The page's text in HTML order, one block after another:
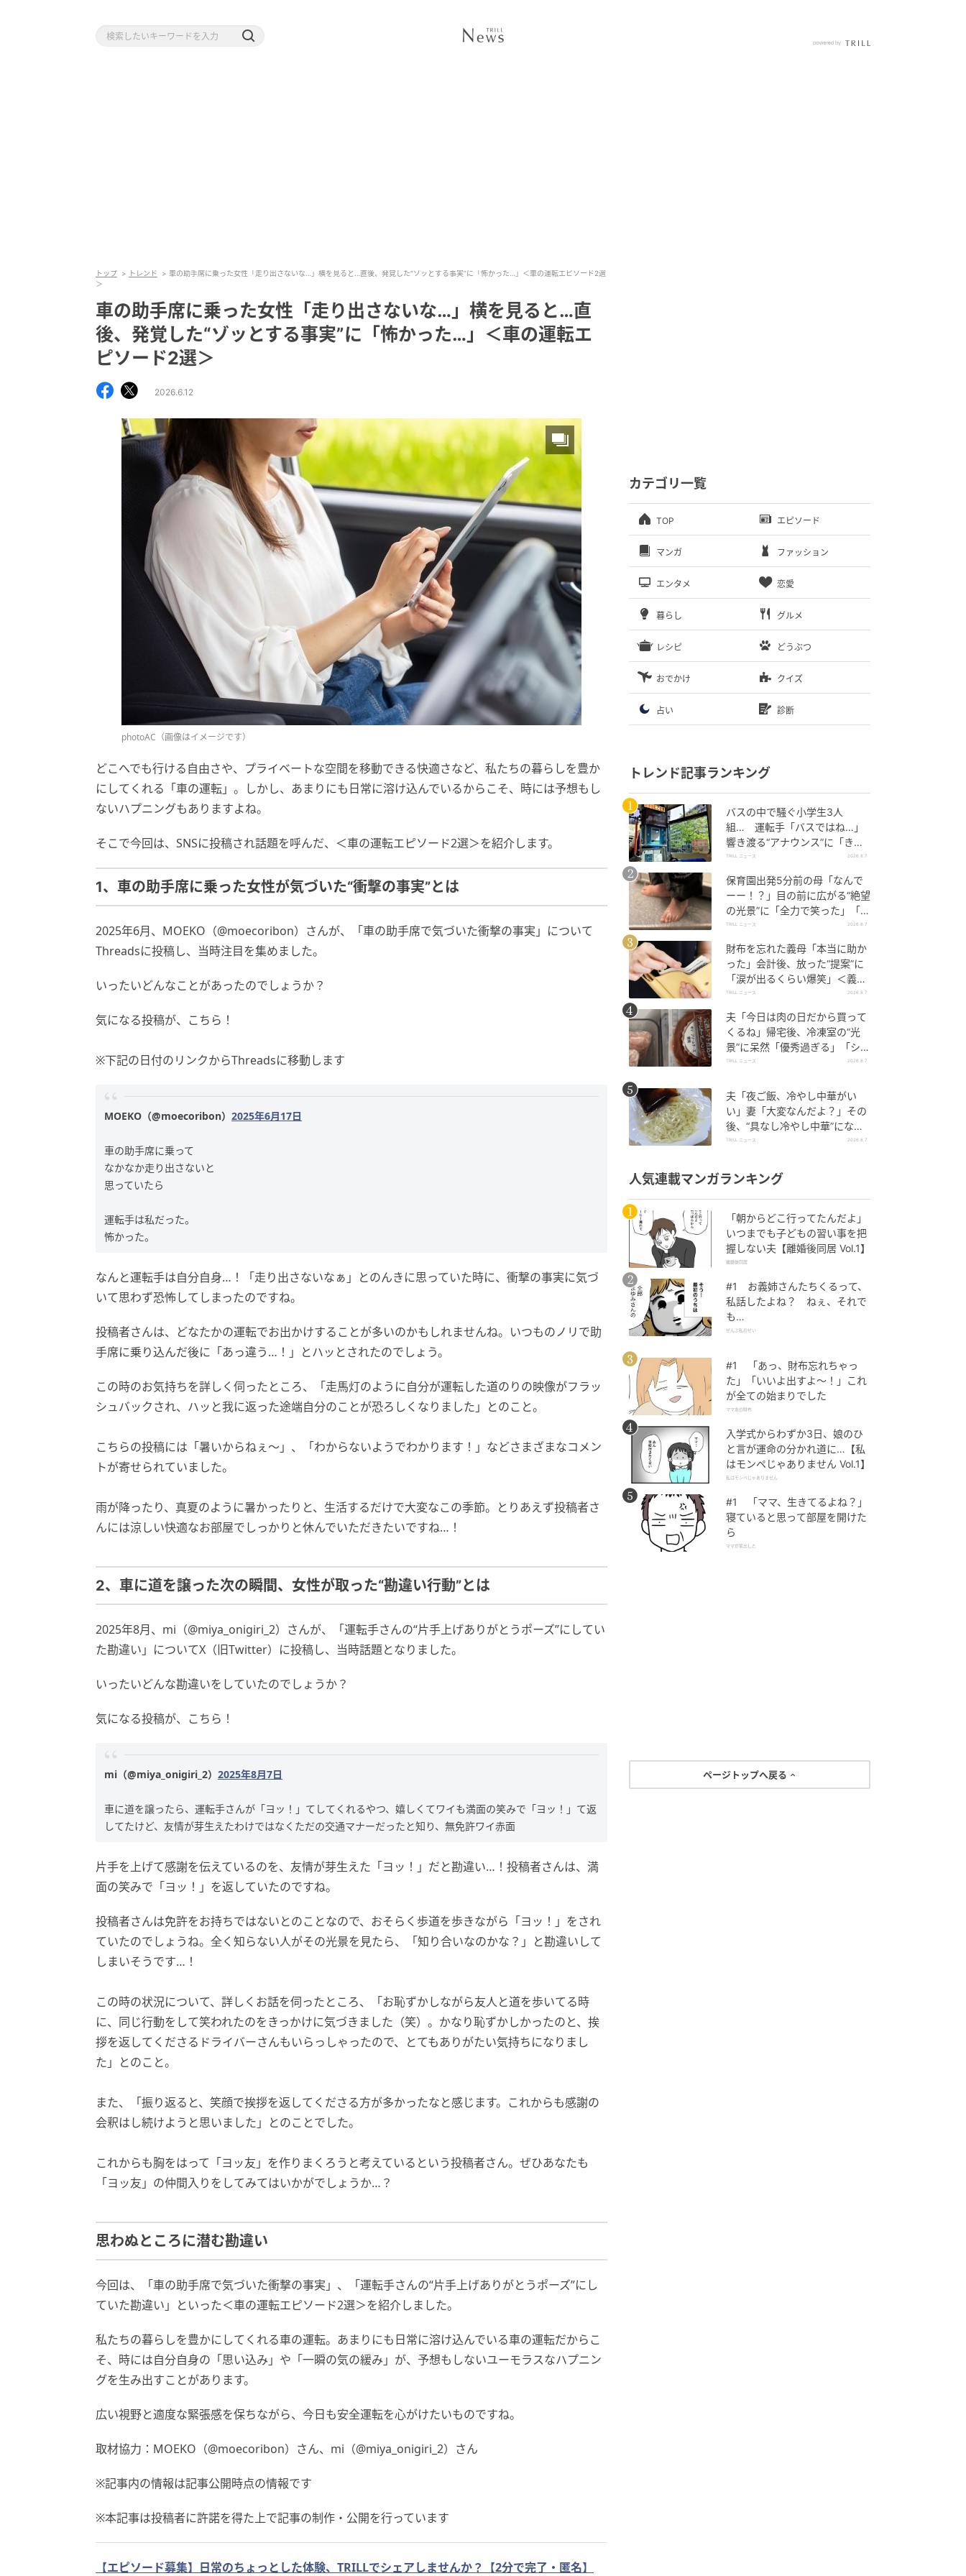
トップ トレンド
車の助手席に乗った女性「走り出さないな…」横を見ると…直後、発覚した“ゾッとする事実”に「怖かった…」＜車の運転エピソード2選
＞
車の助手席に乗った女性「走り出さないな…」横を見ると…直
後、発覚した“ゾッとする事実”に「怖かった…」＜車の運転エ
ピソード2選＞
2026.6.12
photoAC（画像はイメージです）
どこへでも行ける自由さや、プライベートな空間を移動できる快適さなど、私たちの暮らしを豊か
にしてくれる「車の運転」。しかし、あまりにも日常に溶け込んでいるからこそ、時には予想もし
ないハプニングもありますよね。
そこで今回は、SNSに投稿され話題を呼んだ、＜車の運転エピソード2選＞を紹介します。
1、車の助手席に乗った女性が気づいた“衝撃の事実”とは
2025年6月、MOEKO（@moecoribon）さんが、「車の助手席で気づいた衝撃の事実」について
Threadsに投稿し、当時注目を集めました。
いったいどんなことがあったのでしょうか？
気になる投稿が、こちら！
※下記の日付のリンクからThreadsに移動します
MOEKO（@moecoribon） 2025年6月17日
車の助手席に乗って
なかなか走り出さないと
思っていたら
運転手は私だった。
怖かった。
なんと運転手は自分自身…！「走り出さないなぁ」とのんきに思っていた時に、衝撃の事実に気づ
いて思わず恐怖してしまったのですね。
投稿者さんは、どなたかの運転でお出かけすることが多いのかもしれませんね。いつものノリで助
手席に乗り込んだ後に「あっ違う…！」とハッとされたのでしょう。
この時のお気持ちを詳しく伺ったところ、「走馬灯のように自分が運転した道のりの映像がフラッ
シュバックされ、ハッと我に返った途端自分のことが恐ろしくなりました」とのこと。
こちらの投稿には「暑いからねぇ〜」、「わからないようでわかります！」などさまざまなコメン
トが寄せられていました。
雨が降ったり、真夏のように暑かったりと、生活するだけで大変なこの季節。とりあえず投稿者さ
んには涼しい快適なお部屋でしっかりと休んでいただきたいですね…！
2、車に道を譲った次の瞬間、女性が取った“勘違い行動”とは
2025年8月、mi（@miya_onigiri_2）さんが、「運転手さんの“片手上げありがとうポーズ”にしてい
た勘違い」についてX（旧Twitter）に投稿し、当時話題となりました。
いったいどんな勘違いをしていたのでしょうか？
気になる投稿が、こちら！
mi（@miya_onigiri_2） 2025年8月7日
車に道を譲ったら、運転手さんが「ヨッ！」てしてくれるやつ、嬉しくてワイも満面の笑みで「ヨッ！」て返
してたけど、友情が芽生えたわけではなくただの交通マナーだったと知り、無免許ワイ赤面
片手を上げて感謝を伝えているのを、友情が芽生えた「ヨッ！」だと勘違い…！投稿者さんは、満
面の笑みで「ヨッ！」を返していたのですね。
投稿者さんは免許をお持ちではないとのことなので、おそらく歩道を歩きながら「ヨッ！」をされ
ていたのでしょうね。全く知らない人がその光景を見たら、「知り合いなのかな？」と勘違いして
しまいそうです…！
この時の状況について、詳しくお話を伺ったところ、「お恥ずかしながら友人と道を歩いてる時
に、同じ行動をして笑われたのをきっかけに気づきました（笑）。かなり恥ずかしかったのと、挨
拶を返してくださるドライバーさんもいらっしゃったので、とてもありがたい気持ちになりまし
た」とのこと。
また、「振り返ると、笑顔で挨拶を返してくださる方が多かったなと感じます。これからも感謝の
会釈はし続けようと思いました」とのことでした。
これからも胸をはって「ヨッ友」を作りまくろうと考えているという投稿者さん。ぜひあなたも
「ヨッ友」の仲間入りをしてみてはいかがでしょうか…？
思わぬところに潜む勘違い
今回は、「車の助手席で気づいた衝撃の事実」、「運転手さんの“片手上げありがとうポーズ”にし
ていた勘違い」といった＜車の運転エピソード2選＞を紹介しました。
私たちの暮らしを豊かにしてくれる車の運転。あまりにも日常に溶け込んでいる車の運転だからこ
そ、時には自分自身の「思い込み」や「一瞬の気の緩み」が、予想もしないユーモラスなハプニン
グを生み出すことがあります。
広い視野と適度な緊張感を保ちながら、今日も安全運転を心がけたいものですね。
取材協力：MOEKO（@moecoribon）さん、mi（@miya_onigiri_2）さん
※記事内の情報は記事公開時点の情報です
※本記事は投稿者に許諾を得た上で記事の制作・公開を行っています
【エピソード募集】日常のちょっとした体験、TRILLでシェアしませんか？【2分で完了・匿名】
カテゴリ一覧
TOP エピソード
マンガ ファッション
エンタメ 恋愛
暮らし グルメ
レシピ どうぶつ
おでかけ クイズ
占い 診断
トレンド記事ランキング
バスの中で騒ぐ小学生3人
組… 運転手「バスではね…」
響き渡る“アナウンス”に「きっ
といい経験になった」
TRILL ニュース 2026.8.7
保育園出発5分前の母「なんで
ーー！？」目の前に広がる“絶望
の光景”に「全力で笑った」「本
当にお疲れさまです」
TRILL ニュース 2026.8.7
財布を忘れた義母「本当に助か
った」会計後、放った“提案”に
「涙が出るくらい爆笑」＜義母
エピソード2選＞
TRILL ニュース 2026.8.7
夫「今日は肉の日だから買って
くるね」帰宅後、冷凍室の“光
景”に呆然「優秀過ぎる」「シゴ
デキすぎ」
TRILL ニュース 2026.8.7
夫「夜ご飯、冷やし中華がい
い」妻「大変なんだよ？」その
後、“具なし冷やし中華”になっ
たワケ
TRILL ニュース 2026.8.7
人気連載マンガランキング
「朝からどこ行ってたんだよ」
いつまでも子どもの習い事を把
握しない夫【離婚後同居 Vol.1】
離婚後同居
#1 お義姉さんたちくるって、
私話したよね？ ねぇ、それで
も…
ぜんぶ私のせい
#1 「あっ、財布忘れちゃっ
た」「いいよ出すよ〜！」これ
が全ての始まりでした
ママ友の財布
入学式からわずか3日、娘のひ
と言が運命の分かれ道に…【私
はモンペじゃありません Vol.1】
私はモンペじゃありません
#1 「ママ、生きてるよね？」
寝ていると思って部屋を開けた
ら
ママが家出した
ページトップへ戻る